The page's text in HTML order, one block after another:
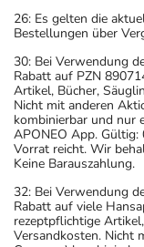
26: Es gelten die
Bestellungen über
30: Bei Verwendung
Rabatt auf PZN
Artikel, Bücher,
Nicht mit anderen
kombinierbar und nur
APONEO App.
Vorrat reicht. Wir
Keine Barauszahlung.
32: Bei Verwendung
Rabatt auf viele
rezeptpflichtige
Versandkosten. Nicht